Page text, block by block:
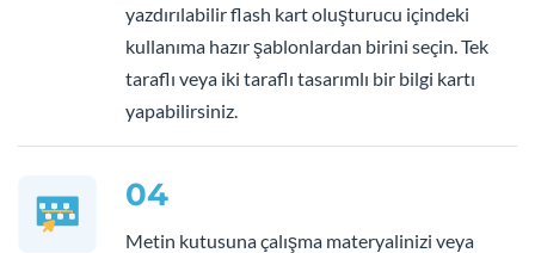
yazdırılabilir flash kart oluşturucu içindeki
kullanıma hazır şablonlardan birini seçin. Tek
taraflı veya iki taraflı tasarımlı bir bilgi kartı
yapabilirsiniz.
04
Metin kutusuna çalışma materyalinizi veya